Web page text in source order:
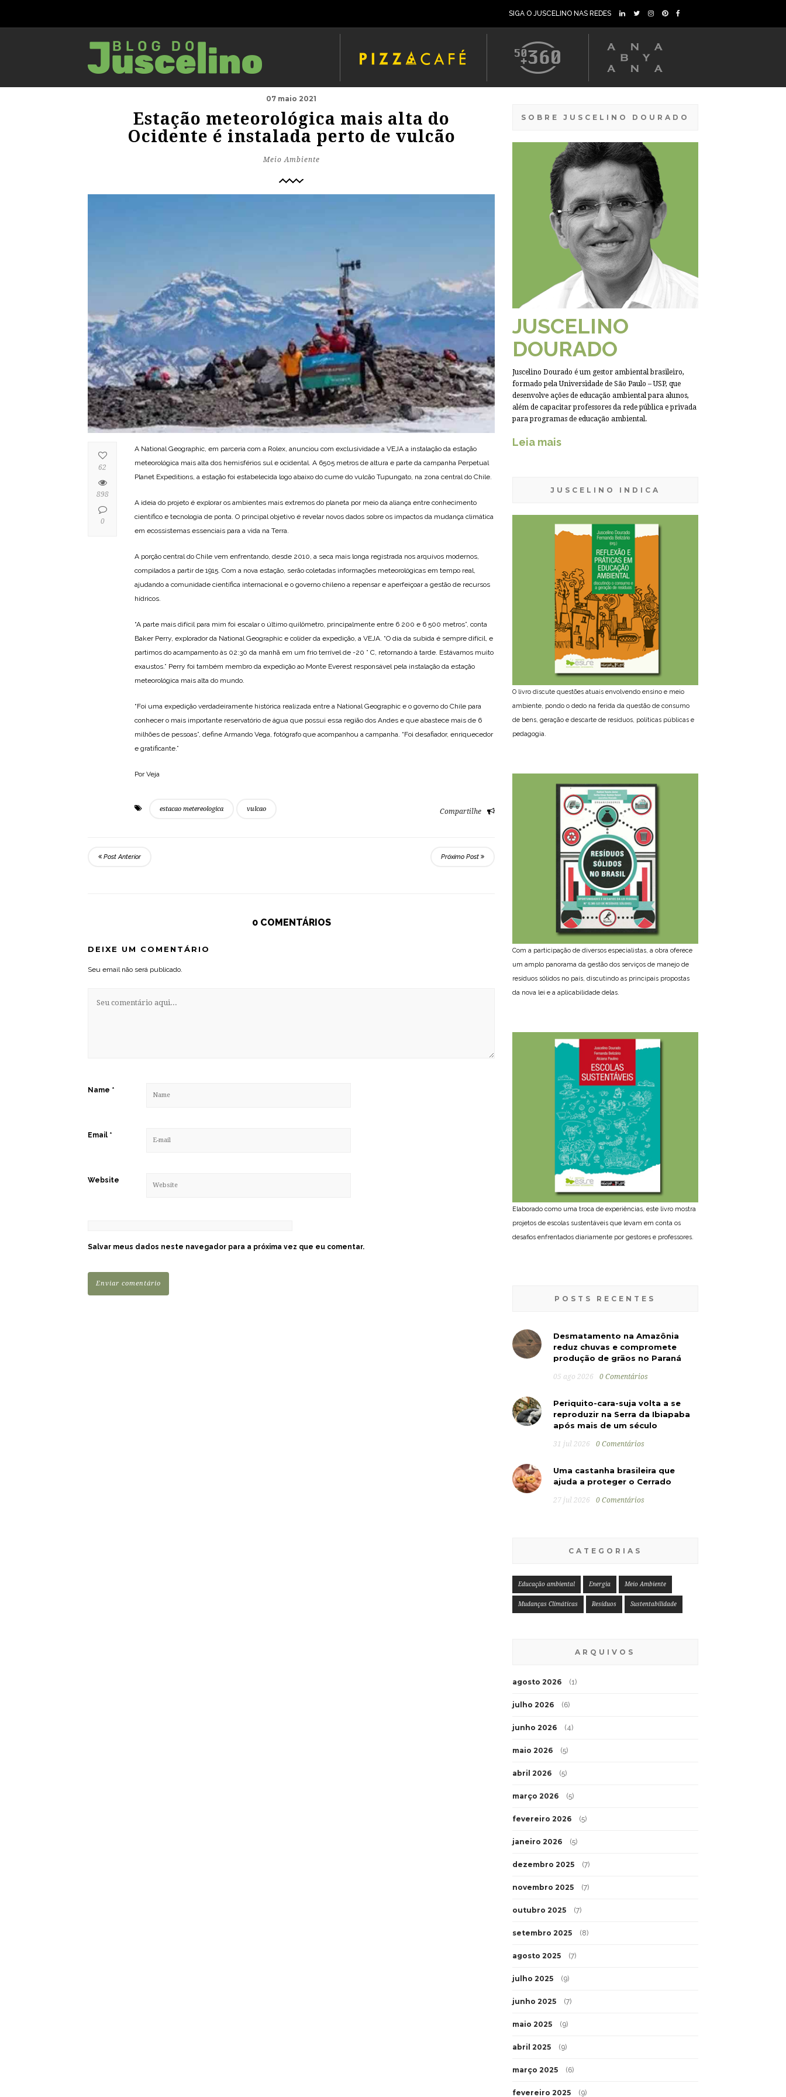
SIGA O JUSCELINO NAS REDES
07 maio 2021
Estação meteorológica mais alta do
Ocidente é instalada perto de vulcão
Meio Ambiente
A National Geographic, em parceria com a Rolex, anunciou com exclusividade a VEJA a instalação da estação
meteorológica mais alta dos hemisférios sul e ocidental. A 6505 metros de altura e parte da campanha Perpetual
Planet Expeditions, a estação foi estabelecida logo abaixo do cume do vulcão Tupungato, na zona central do Chile.
A ideia do projeto é explorar os ambientes mais extremos do planeta por meio da aliança entre conhecimento
científico e tecnologia de ponta. O principal objetivo é revelar novos dados sobre os impactos da mudança climática
em ecossistemas essenciais para a vida na Terra.
A porção central do Chile vem enfrentando, desde 2010, a seca mais longa registrada nos arquivos modernos,
compilados a partir de 1915. Com a nova estação, serão coletadas informações meteorológicas em tempo real,
ajudando a comunidade científica internacional e o governo chileno a repensar e aperfeiçoar a gestão de recursos
hídricos.
“A parte mais difícil para mim foi escalar o último quilômetro, principalmente entre 6 200 e 6 500 metros”, conta
Baker Perry, explorador da National Geographic e colíder da expedição, a VEJA. “O dia da subida é sempre difícil, e
partimos do acampamento às 02:30 da manhã em um frio terrível de -20 ° C, retornando à tarde. Estávamos muito
exaustos.” Perry foi também membro da expedição ao Monte Everest responsável pela instalação da estação
meteorológica mais alta do mundo.
“Foi uma expedição verdadeiramente histórica realizada entre a National Geographic e o governo do Chile para
conhecer o mais importante reservatório de água que possui essa região dos Andes e que abastece mais de 6
milhões de pessoas”, define Armando Vega, fotógrafo que acompanhou a campanha. “Foi desafiador, enriquecedor
e gratificante.”
Por Veja
estacao metereologica vulcao Compartilhe
62
898
0
Post Anterior Próximo Post
0 COMENTÁRIOS
DEIXE UM COMENTÁRIO
Seu email não será publicado.
Name *
Email *
Website
Salvar meus dados neste navegador para a próxima vez que eu comentar.
SOBRE JUSCELINO DOURADO
JUSCELINO
DOURADO
Juscelino Dourado é um gestor ambiental brasileiro,
formado pela Universidade de São Paulo – USP, que
desenvolve ações de educação ambiental para alunos,
além de capacitar professores da rede pública e privada
para programas de educação ambiental.
Leia mais
JUSCELINO INDICA
O livro discute questões atuais envolvendo ensino e meio
ambiente, pondo o dedo na ferida da questão de consumo
de bens, geração e descarte de resíduos, políticas públicas e
pedagogia.
Com a participação de diversos especialistas, a obra oferece
um amplo panorama da gestão dos serviços de manejo de
resíduos sólidos no país, discutindo as principais propostas
da nova lei e a aplicabilidade delas.
Elaborado como uma troca de experiências, este livro mostra
projetos de escolas sustentáveis que levam em conta os
desafios enfrentados diariamente por gestores e professores.
POSTS RECENTES
Desmatamento na Amazônia
reduz chuvas e compromete
produção de grãos no Paraná
05 ago 2026 0 Comentários
Periquito-cara-suja volta a se
reproduzir na Serra da Ibiapaba
após mais de um século
31 jul 2026 0 Comentários
Uma castanha brasileira que
ajuda a proteger o Cerrado
27 jul 2026 0 Comentários
CATEGORIAS
Educação ambiental Energia Meio Ambiente
Mudanças Climáticas Resíduos Sustentabilidade
ARQUIVOS
agosto 2026 (1)
julho 2026 (6)
junho 2026 (4)
maio 2026 (5)
abril 2026 (5)
março 2026 (5)
fevereiro 2026 (5)
janeiro 2026 (5)
dezembro 2025 (7)
novembro 2025 (7)
outubro 2025 (7)
setembro 2025 (8)
agosto 2025 (7)
julho 2025 (9)
junho 2025 (7)
maio 2025 (9)
abril 2025 (9)
março 2025 (6)
fevereiro 2025 (9)